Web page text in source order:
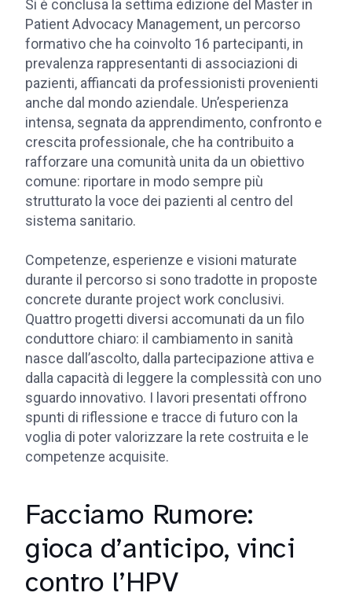
Si è conclusa la settima edizione del Master in
Patient Advocacy Management, un percorso
formativo che ha coinvolto 16 partecipanti, in
prevalenza rappresentanti di associazioni di
pazienti, affiancati da professionisti provenienti
anche dal mondo aziendale. Un’esperienza
intensa, segnata da apprendimento, confronto e
crescita professionale, che ha contribuito a
rafforzare una comunità unita da un obiettivo
comune: riportare in modo sempre più
strutturato la voce dei pazienti al centro del
sistema sanitario.
Competenze, esperienze e visioni maturate
durante il percorso si sono tradotte in proposte
concrete durante project work conclusivi.
Quattro progetti diversi accomunati da un filo
conduttore chiaro: il cambiamento in sanità
nasce dall’ascolto, dalla partecipazione attiva e
dalla capacità di leggere la complessità con uno
sguardo innovativo. I lavori presentati offrono
spunti di riflessione e tracce di futuro con la
voglia di poter valorizzare la rete costruita e le
competenze acquisite.
Facciamo Rumore:
gioca d’anticipo, vinci
contro l’HPV